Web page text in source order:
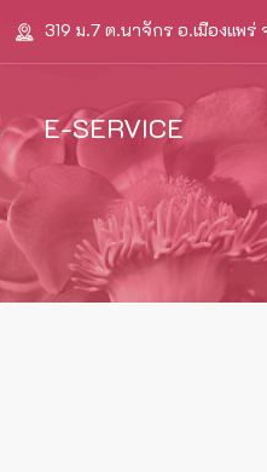
319 ม.7 ต.นาจักร อ.เมืองแพร่
E-SERVICE